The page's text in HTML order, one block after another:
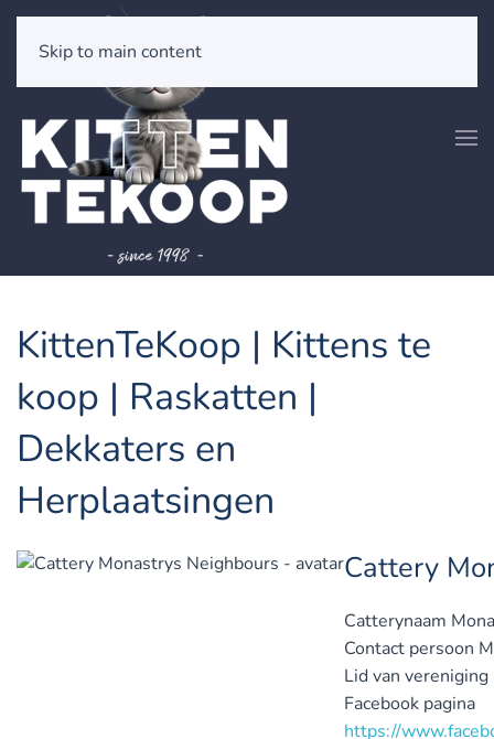
Skip to main content
KittenTeKoop | Kittens te
koop | Raskatten |
Dekkaters en
Herplaatsingen
Cattery
Catterynaam
Contact persoon
Lid van vereniging
Facebook pagina
https://